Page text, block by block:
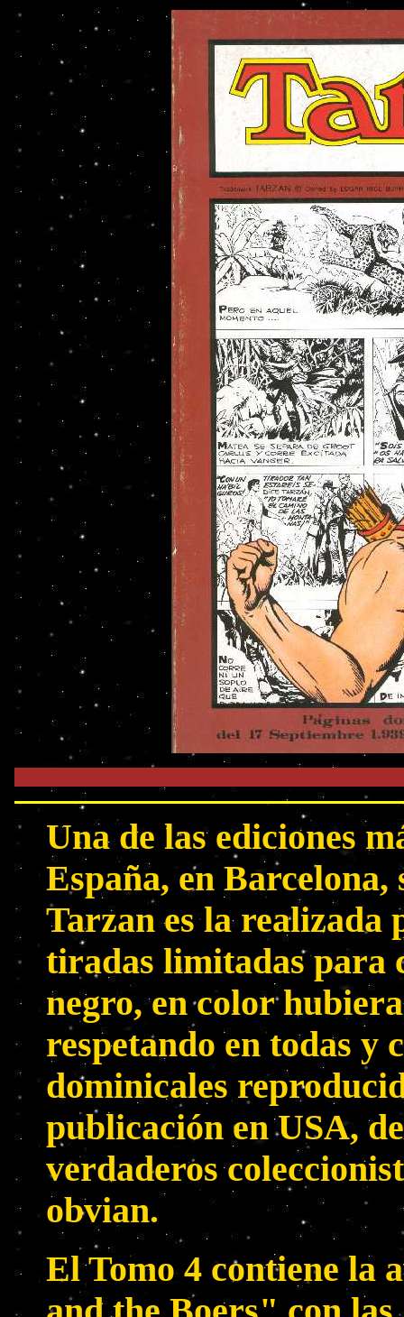
Una de las ediciones
España, en Barcelona,
Tarzan es la realizada
tiradas limitadas para
negro, en color
respetando en todas y
dominicales
publicación en USA,
verdaderos
obvian.
El Tomo 4 contiene la